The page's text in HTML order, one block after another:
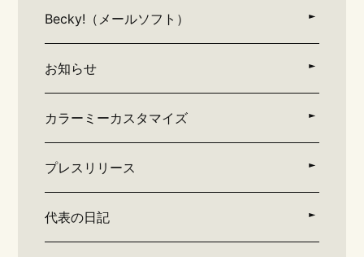
Becky!（メールソフト）
お知らせ
カラーミーカスタマイズ
プレスリリース
代表の日記